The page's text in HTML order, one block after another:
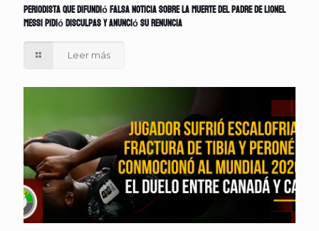
Periodista que difundió falsa noticia sobre la muerte del padre de Lionel
Messi pidió disculpas y anunció su renuncia
Leer más